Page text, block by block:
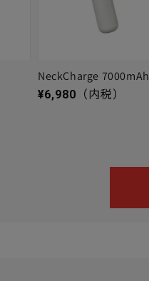
NeckCharge 7000mAh
通常価格
¥6,980 （内税）